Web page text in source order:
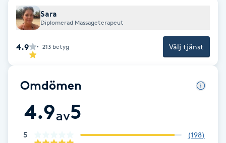
Enzympeeling
Extensions
Extensions borttagning
Eyeliner-tatuering
Sara
Diplomerad Massageterapeut
4.9 213 betyg Välj tjänst
Omdömen
4.9av5
5 (198)